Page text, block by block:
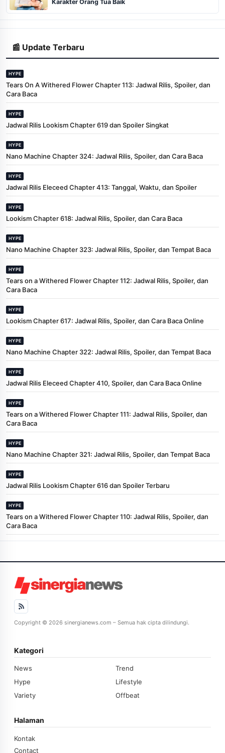
Karakter Orang Tua Baik
📰 Update Terbaru
HYPE
Tears On A Withered Flower Chapter 113: Jadwal Rilis, Spoiler, dan
Cara Baca
HYPE
Jadwal Rilis Lookism Chapter 619 dan Spoiler Singkat
HYPE
Nano Machine Chapter 324: Jadwal Rilis, Spoiler, dan Cara Baca
HYPE
Jadwal Rilis Eleceed Chapter 413: Tanggal, Waktu, dan Spoiler
HYPE
Lookism Chapter 618: Jadwal Rilis, Spoiler, dan Cara Baca
HYPE
Nano Machine Chapter 323: Jadwal Rilis, Spoiler, dan Tempat Baca
HYPE
Tears on a Withered Flower Chapter 112: Jadwal Rilis, Spoiler, dan
Cara Baca
HYPE
Lookism Chapter 617: Jadwal Rilis, Spoiler, dan Cara Baca Online
HYPE
Nano Machine Chapter 322: Jadwal Rilis, Spoiler, dan Tempat Baca
HYPE
Jadwal Rilis Eleceed Chapter 410, Spoiler, dan Cara Baca Online
HYPE
Tears on a Withered Flower Chapter 111: Jadwal Rilis, Spoiler, dan
Cara Baca
HYPE
Nano Machine Chapter 321: Jadwal Rilis, Spoiler, dan Tempat Baca
HYPE
Jadwal Rilis Lookism Chapter 616 dan Spoiler Terbaru
HYPE
Tears on a Withered Flower Chapter 110: Jadwal Rilis, Spoiler, dan
Cara Baca
Copyright © 2026 sinergianews.com – Semua hak cipta dilindungi.
Kategori
News
Trend
Hype
Lifestyle
Variety
Offbeat
Halaman
Kontak
Contact